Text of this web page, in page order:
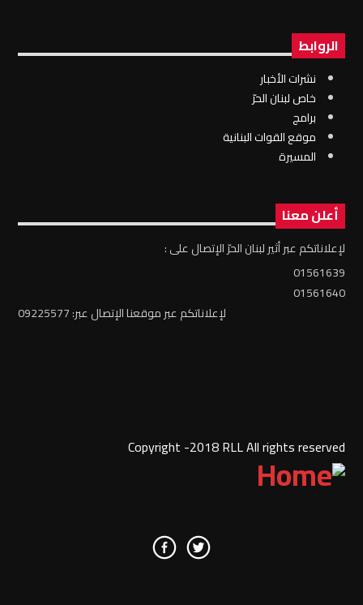
الروابط
نشرات الأخبار
خاص لبنان الحرّ
برامج
موقع القوات البنانية
المسيرة
أعلن معنا
لإعلاناتكم عبر أثير لبنان الحرّ الإتصال على :
01561639
01561640
لإعلاناتكم عبر موقعنا الإتصال عبر: 09225577
Copyright -2018 RLL All rights reserved